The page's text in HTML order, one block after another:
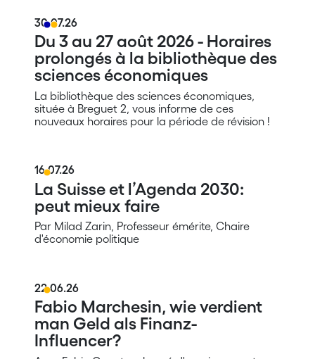
30.07.26
Du 3 au 27 août 2026 - Horaires
prolongés à la bibliothèque des
sciences économiques
La bibliothèque des sciences économiques,
située à Breguet 2, vous informe de ces
nouveaux horaires pour la période de révision !
16.07.26
La Suisse et l’Agenda 2030:
peut mieux faire
Par Milad Zarin, Professeur émérite, Chaire
d'économie politique
22.06.26
Fabio Marchesin, wie verdient
man Geld als Finanz-
Influencer?